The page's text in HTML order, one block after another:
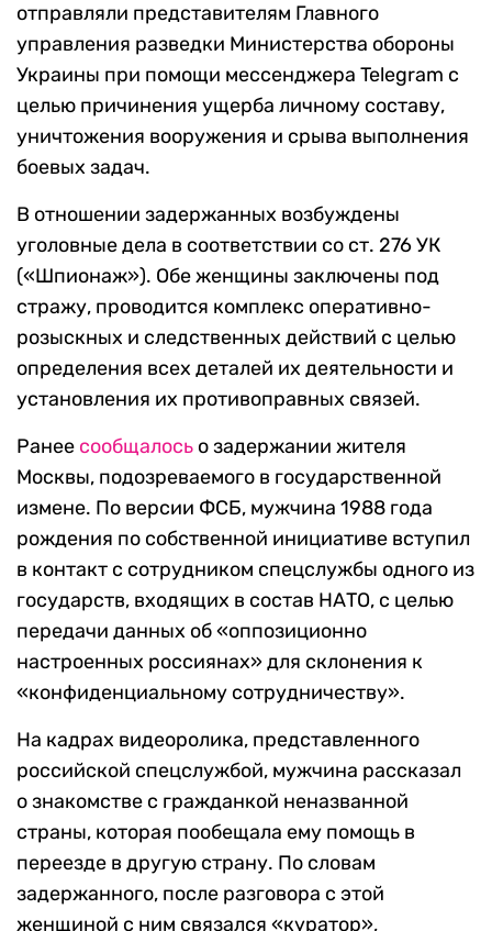
отправляли представителям Главного
управления разведки Министерства обороны
Украины при помощи мессенджера Telegram с
целью причинения ущерба личному составу,
уничтожения вооружения и срыва выполнения
боевых задач.
В отношении задержанных возбуждены
уголовные дела в соответствии со ст. 276 УК
(«Шпионаж»). Обе женщины заключены под
стражу, проводится комплекс оперативно-
розыскных и следственных действий с целью
определения всех деталей их деятельности и
установления их противоправных связей.
Ранее сообщалось о задержании жителя
Москвы, подозреваемого в государственной
измене. По версии ФСБ, мужчина 1988 года
рождения по собственной инициативе вступил
в контакт с сотрудником спецслужбы одного из
государств, входящих в состав НАТО, с целью
передачи данных об «оппозиционно
настроенных россиянах» для склонения к
«конфиденциальному сотрудничеству».
На кадрах видеоролика, представленного
российской спецслужбой, мужчина рассказал
о знакомстве с гражданкой неназванной
страны, которая пообещала ему помощь в
переезде в другую страну. По словам
задержанного, после разговора с этой
женщиной с ним связался «куратор»,